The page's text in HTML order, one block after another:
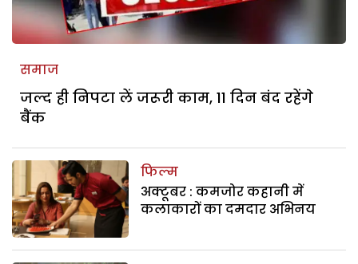
समाज
जल्द ही निपटा लें जरूरी काम, 11 दिन बंद रहेंगे
बैंक
फिल्म
अक्टूबर : कमजोर कहानी में
कलाकारों का दमदार अभिनय